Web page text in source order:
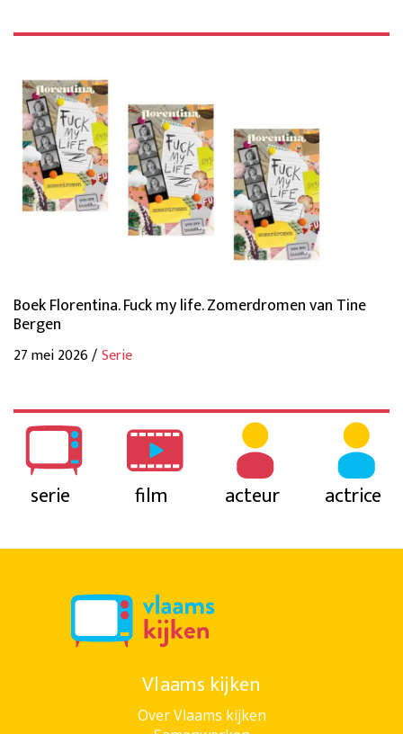
Boek Florentina. Fuck my life. Zomerdromen van Tine
Bergen
27 mei 2026 /Serie
serie film acteur actrice
Vlaams kijken
Over Vlaams kijken